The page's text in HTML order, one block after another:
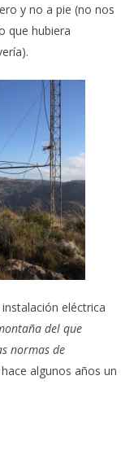
y no a pie (no nos
que hubiera
eléctrica
del que
normas de
algunos años un